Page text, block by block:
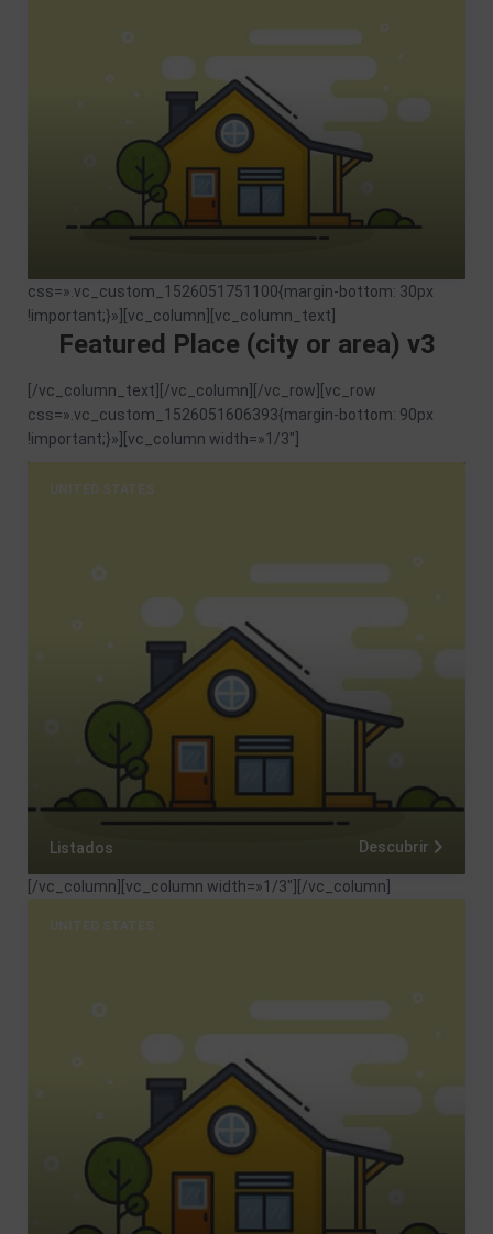
css=».vc_custom_1526051751100{margin-bottom: 30px
!important;}»][vc_column][vc_column_text]
Featured Place (city or area) v3
[/vc_column_text][/vc_column][/vc_row][vc_row
css=».vc_custom_1526051606393{margin-bottom: 90px
!important;}»][vc_column width=»1/3″]
Listados Descubrir
UNITED STATES
[/vc_column][vc_column width=»1/3″]
UNITED STATES
[/vc_column]